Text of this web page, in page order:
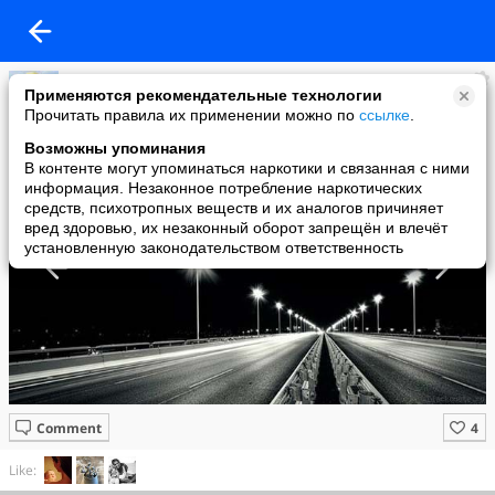
Применяются рекомендательные технологии
Прочитать правила их применении можно по ссылке
Возможны упоминания
В контенте могут упоминаться наркотики и связанная с ними
информация. Незаконное потребление наркотических
средств, психотропных веществ и их аналогов причиняет
вред здоровью, их незаконный оборот запрещён и влечёт
установленную законодательством ответственность
Лариса Росс
added a photo
21 May в 20:29
Comment
Like: